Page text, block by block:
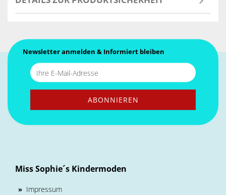
Newsletter anmelden & Informiert bleiben
Miss Sophie´s Kindermoden
» Impressum